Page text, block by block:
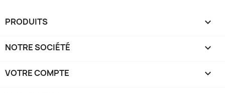
PRODUITS 
NOTRE SOCIÉTÉ 
VOTRE COMPTE 